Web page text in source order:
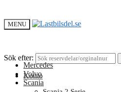
MENU
Sök efter:
Konto
Mercedes
Volvo
Scania